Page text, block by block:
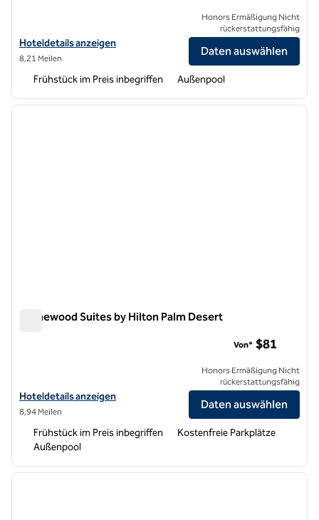
Hoteldetails für Embassy Suites by Hilton Palm Desert anzeigen
Hoteldetails anzeigen
8,21 Meilen
Honors Ermäßigung Nicht
rückerstattungsfähig
Daten auswählen
Frühstück im Preis inbegriffen Außenpool
1 von 12
Homewood Suites by Hilton Palm Desert
Hoteldetails für Homewood Suites by Hilton Palm Desert anzeigen
Hoteldetails anzeigen
8,94 Meilen
Von* $81
Honors Ermäßigung Nicht
rückerstattungsfähig
Daten auswählen
Frühstück im Preis inbegriffen
Kostenfreie Parkplätze
Außenpool
1 von 12